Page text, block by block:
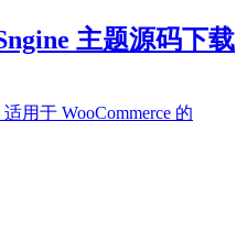
主题源码下载